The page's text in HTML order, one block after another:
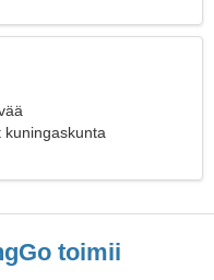
kuningaskunta
toimii